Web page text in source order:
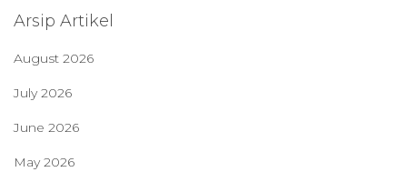
Arsip Artikel
August 2026
July 2026
June 2026
May 2026